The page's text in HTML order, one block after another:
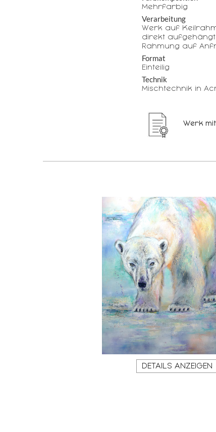
Mehrfarbig
Verarbeitung
Werk auf
direkt aufgehängt
Rahmung auf
Format
Einteilig
Technik
Mischtechnik in
Werk
DETAILS ANZEIGEN